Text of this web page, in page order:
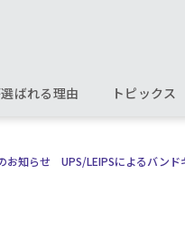
ばれる理由 トピックス
お知らせ UPS/LEIPSによるバンド